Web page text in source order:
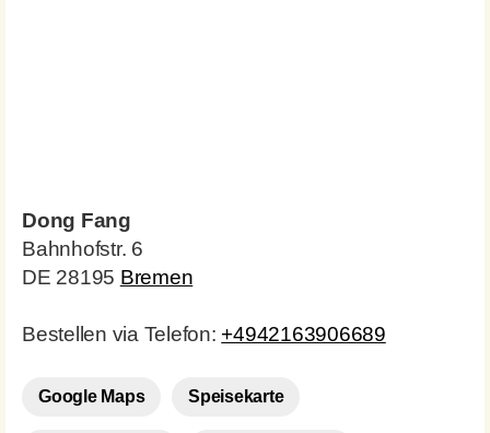
Dong Fang
Bahnhofstr. 6
DE 28195 Bremen
Bestellen via Telefon: +4942163906689
Google Maps Speisekarte